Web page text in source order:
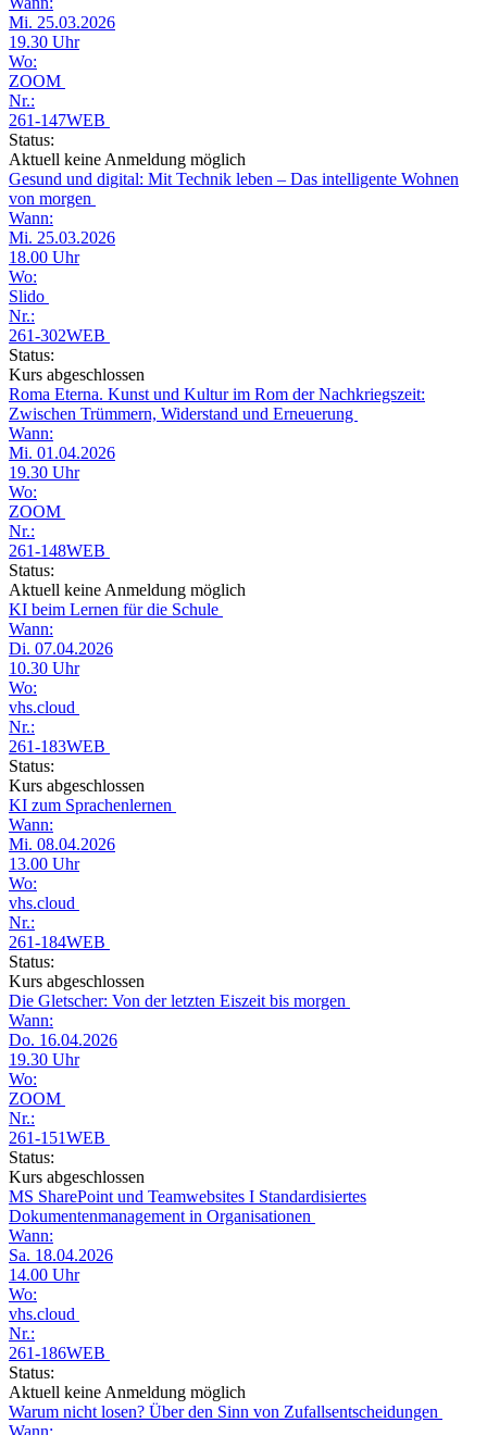
Mi. 25.03.2026
19.30 Uhr
Wo:
ZOOM
Nr.:
261-147WEB
Status:
Aktuell keine Anmeldung möglich
Gesund und digital: Mit Technik leben – Das intelligente Wohnen
von morgen
Wann:
Mi. 25.03.2026
18.00 Uhr
Wo:
Slido
Nr.:
261-302WEB
Status:
Kurs abgeschlossen
Roma Eterna. Kunst und Kultur im Rom der Nachkriegszeit:
Zwischen Trümmern, Widerstand und Erneuerung
Wann:
Mi. 01.04.2026
19.30 Uhr
Wo:
ZOOM
Nr.:
261-148WEB
Status:
Aktuell keine Anmeldung möglich
KI beim Lernen für die Schule
Wann:
Di. 07.04.2026
10.30 Uhr
Wo:
vhs.cloud
Nr.:
261-183WEB
Status:
Kurs abgeschlossen
KI zum Sprachenlernen
Wann:
Mi. 08.04.2026
13.00 Uhr
Wo:
vhs.cloud
Nr.:
261-184WEB
Status:
Kurs abgeschlossen
Die Gletscher: Von der letzten Eiszeit bis morgen
Wann:
Do. 16.04.2026
19.30 Uhr
Wo:
ZOOM
Nr.:
261-151WEB
Status:
Kurs abgeschlossen
MS SharePoint und Teamwebsites I Standardisiertes
Dokumentenmanagement in Organisationen
Wann:
Sa. 18.04.2026
14.00 Uhr
Wo:
vhs.cloud
Nr.:
261-186WEB
Status:
Aktuell keine Anmeldung möglich
Warum nicht losen? Über den Sinn von Zufallsentscheidungen
Wann: